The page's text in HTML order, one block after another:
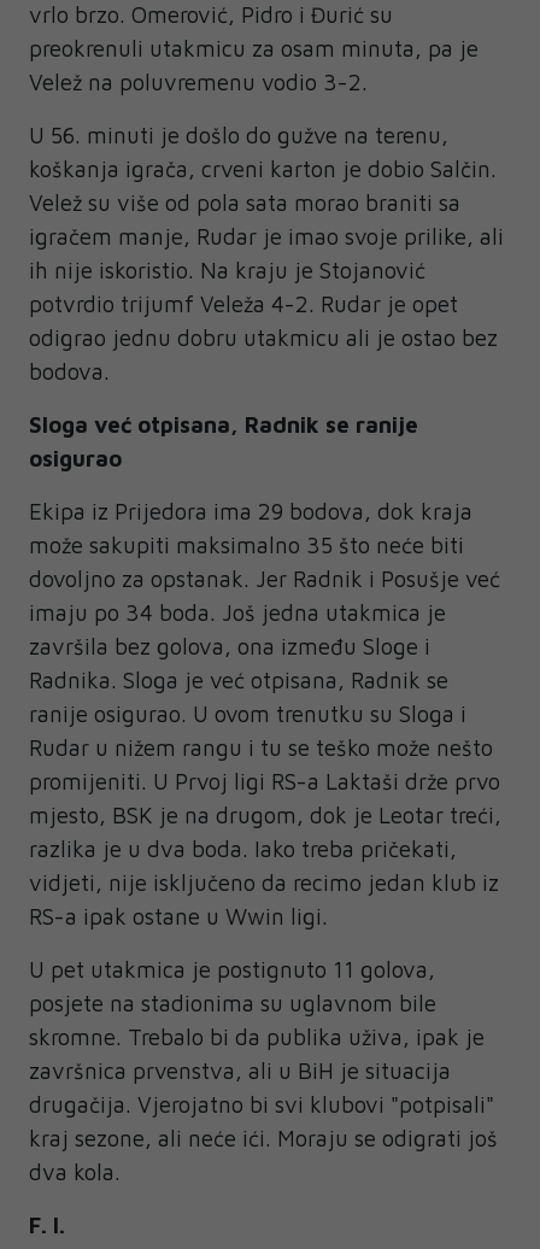
vrlo brzo. Omerović, Pidro i Đurić su
preokrenuli utakmicu za osam minuta, pa je
Velež na poluvremenu vodio 3-2.
U 56. minuti je došlo do gužve na terenu,
koškanja igrača, crveni karton je dobio Salčin.
Velež su više od pola sata morao braniti sa
igračem manje, Rudar je imao svoje prilike, ali
ih nije iskoristio. Na kraju je Stojanović
potvrdio trijumf Veleža 4-2. Rudar je opet
odigrao jednu dobru utakmicu ali je ostao bez
bodova.
Sloga već otpisana, Radnik se ranije
osigurao
Ekipa iz Prijedora ima 29 bodova, dok kraja
može sakupiti maksimalno 35 što neće biti
dovoljno za opstanak. Jer Radnik i Posušje već
imaju po 34 boda. Još jedna utakmica je
završila bez golova, ona između Sloge i
Radnika. Sloga je već otpisana, Radnik se
ranije osigurao. U ovom trenutku su Sloga i
Rudar u nižem rangu i tu se teško može nešto
promijeniti. U Prvoj ligi RS-a Laktaši drže prvo
mjesto, BSK je na drugom, dok je Leotar treći,
razlika je u dva boda. Iako treba pričekati,
vidjeti, nije isključeno da recimo jedan klub iz
RS-a ipak ostane u Wwin ligi.
U pet utakmica je postignuto 11 golova,
posjete na stadionima su uglavnom bile
skromne. Trebalo bi da publika uživa, ipak je
završnica prvenstva, ali u BiH je situacija
drugačija. Vjerojatno bi svi klubovi "potpisali"
kraj sezone, ali neće ići. Moraju se odigrati još
dva kola.
F. I.